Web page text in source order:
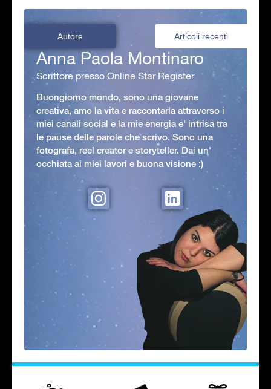
Autore Articoli recenti
Anna Paola Montinaro
Scrittore presso Online Star Register
Buongiorno mondo, sono una giovane
creativa, amo la vita e raccontarla attraverso i
miei canali social e la mie energia e' intrisa tra
le pause delle parole che scrivo. Sono una
fotografa, reel creator e storyteller. Dai un'
occhiata ai miei lavori e buona visione :)